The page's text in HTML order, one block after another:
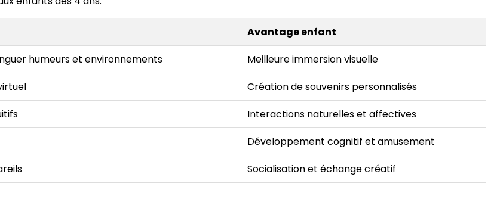
Avantage enfant
humeurs et environnements
Meilleure immersion visuelle
Création de souvenirs personnalisés
Interactions naturelles et affectives
Développement cognitif et amusement
Socialisation et échange créatif